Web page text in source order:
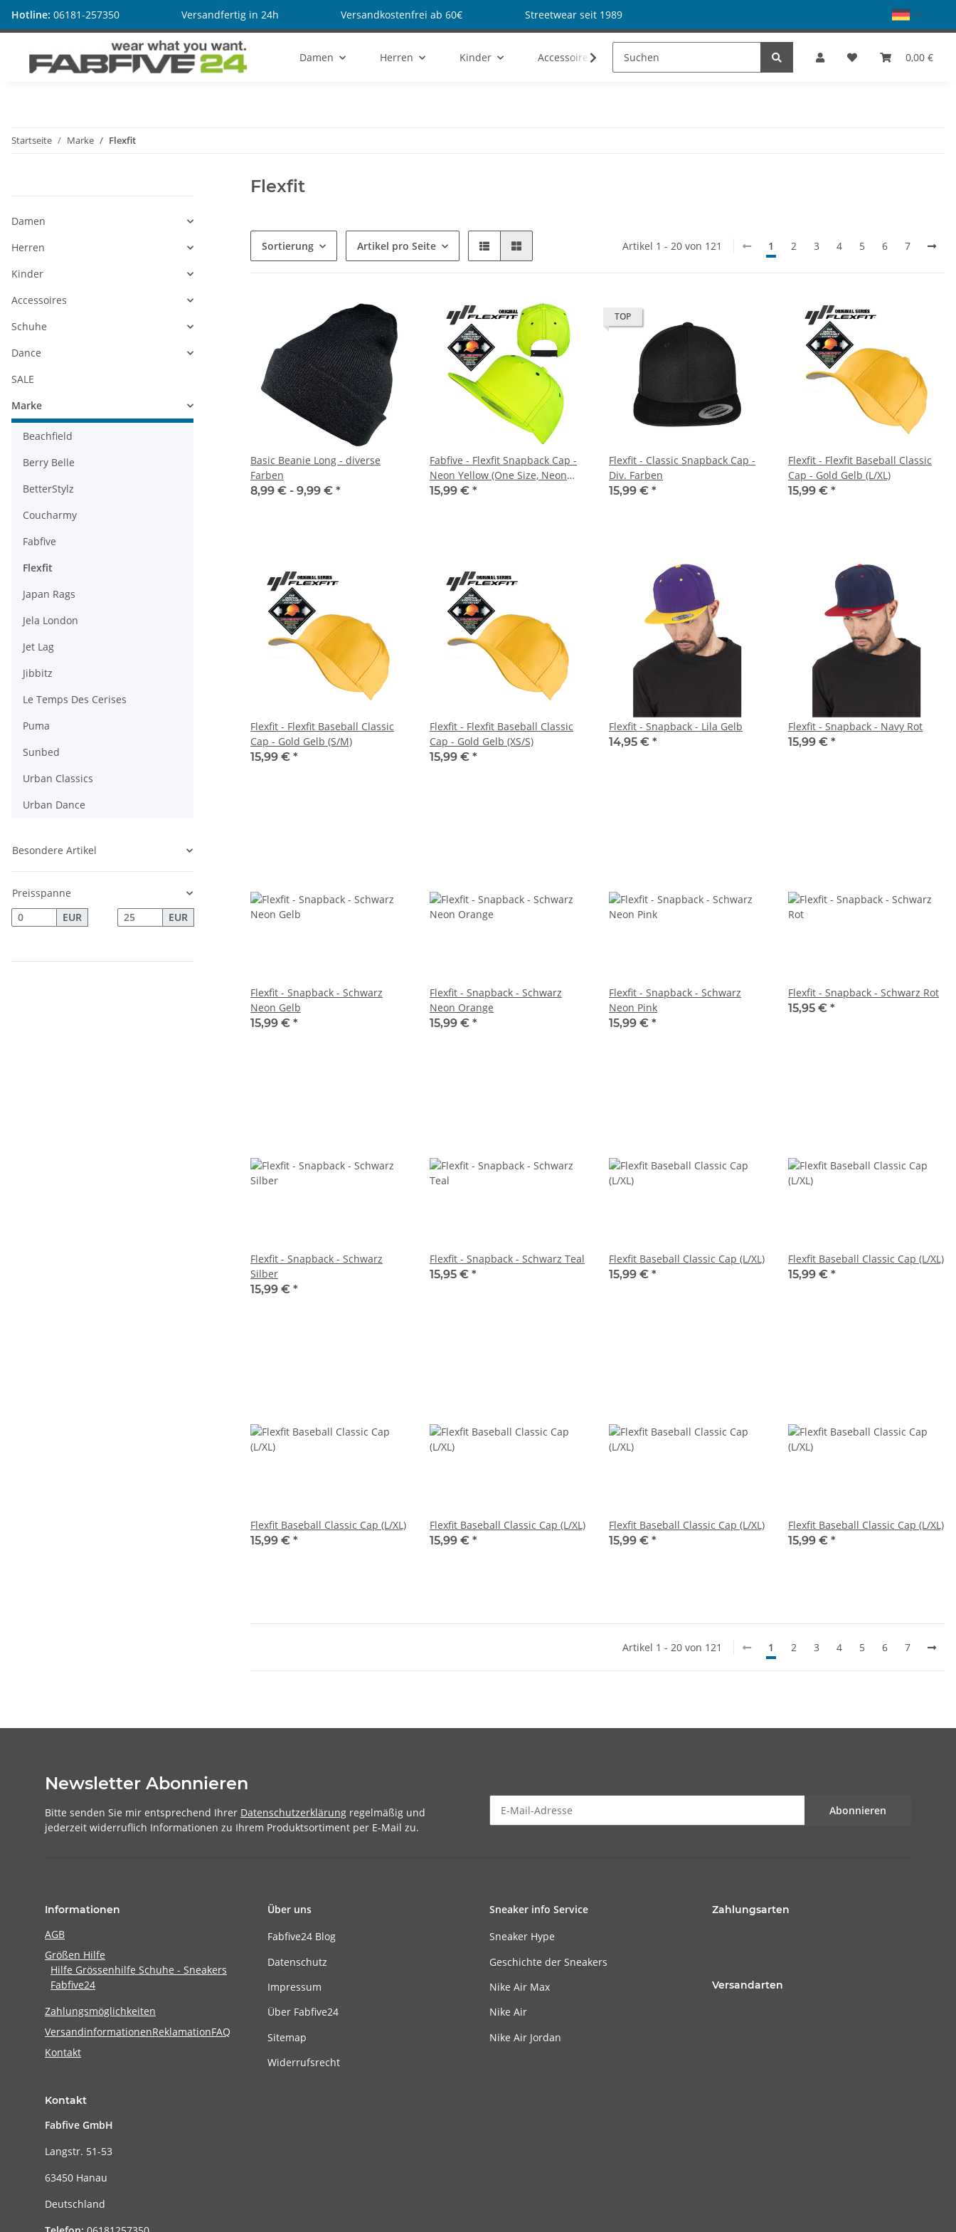
Hotline: 06181-257350 Versandfertig in 24h Versandkostenfrei ab 60€ Streetwear seit 1989
0,00 €
Damen Herren Kinder Accessoires Schuhe SALE Marke
Startseite Marke Flexfit
Flexfit
Sortierung Artikel pro Seite Artikel 1 - 20 von 121 1 2 3 4 5 6 7
Basic Beanie Long - diverse
Farben
8,99 € - 9,99 € *
Fabfive - Flexfit Snapback Cap -
Neon Yellow (One Size, Neon
Yellow)
15,99 € *
TOP
Flexfit - Classic Snapback Cap -
Div. Farben
15,99 € *
Flexfit - Flexfit Baseball Classic
Cap - Gold Gelb (L/XL)
15,99 € *
Flexfit - Flexfit Baseball Classic
Cap - Gold Gelb (S/M)
15,99 € *
Flexfit - Flexfit Baseball Classic
Cap - Gold Gelb (XS/S)
15,99 € *
Flexfit - Snapback - Lila Gelb
14,95 € *
Flexfit - Snapback - Navy Rot
15,99 € *
Flexfit - Snapback - Schwarz
Neon Gelb
15,99 € *
Flexfit - Snapback - Schwarz
Neon Orange
15,99 € *
Flexfit - Snapback - Schwarz
Neon Pink
15,99 € *
Flexfit - Snapback - Schwarz Rot
15,95 € *
Flexfit - Snapback - Schwarz
Silber
15,99 € *
Flexfit - Snapback - Schwarz Teal
15,95 € *
Flexfit Baseball Classic Cap (L/XL)
15,99 € *
Flexfit Baseball Classic Cap (L/XL)
15,99 € *
Flexfit Baseball Classic Cap (L/XL)
15,99 € *
Flexfit Baseball Classic Cap (L/XL)
15,99 € *
Flexfit Baseball Classic Cap (L/XL)
15,99 € *
Flexfit Baseball Classic Cap (L/XL)
15,99 € *
Artikel 1 - 20 von 121 1 2 3 4 5 6 7
Damen
Herren
Kinder
Accessoires
Schuhe
Dance
SALE
Marke
Beachfield
Berry Belle
BetterStylz
Coucharmy
Fabfive
Flexfit
Japan Rags
Jela London
Jet Lag
Jibbitz
Le Temps Des Cerises
Puma
Sunbed
Urban Classics
Urban Dance
Besondere Artikel
Preisspanne
EUR
EUR
Newsletter Abonnieren
Bitte senden Sie mir entsprechend Ihrer Datenschutzerklärung regelmäßig und
jederzeit widerruflich Informationen zu Ihrem Produktsortiment per E-Mail zu.
Abonnieren
Informationen
AGB
Größen Hilfe
Hilfe Grössenhilfe Schuhe - Sneakers
Fabfive24
Zahlungsmöglichkeiten
VersandinformationenReklamationFAQ
Kontakt
Über uns
Fabfive24 Blog
Datenschutz
Impressum
Über Fabfive24
Sitemap
Widerrufsrecht
Sneaker info Service
Sneaker Hype
Geschichte der Sneakers
Nike Air Max
Nike Air
Nike Air Jordan
Zahlungsarten
Versandarten
Kontakt
Fabfive GmbH
Langstr. 51-53
63450 Hanau
Deutschland